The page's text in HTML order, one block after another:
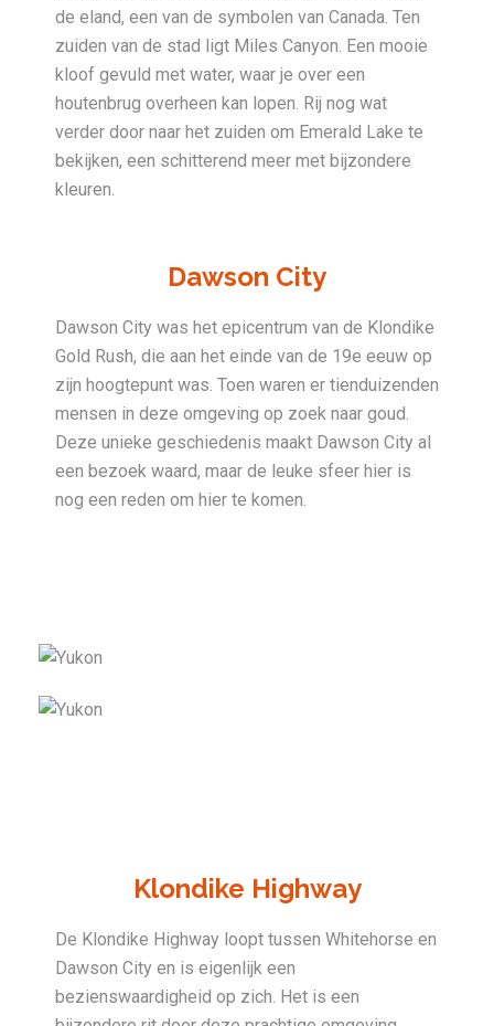
de eland, een van de symbolen van Canada. Ten
zuiden van de stad ligt Miles Canyon. Een mooie
kloof gevuld met water, waar je over een
houtenbrug overheen kan lopen. Rij nog wat
verder door naar het zuiden om Emerald Lake te
bekijken, een schitterend meer met bijzondere
kleuren.
Dawson City
Dawson City was het epicentrum van de Klondike
Gold Rush, die aan het einde van de 19e eeuw op
zijn hoogtepunt was. Toen waren er tienduizenden
mensen in deze omgeving op zoek naar goud.
Deze unieke geschiedenis maakt Dawson City al
een bezoek waard, maar de leuke sfeer hier is
nog een reden om hier te komen.
Klondike Highway
De Klondike Highway loopt tussen Whitehorse en
Dawson City en is eigenlijk een
bezienswaardigheid op zich. Het is een